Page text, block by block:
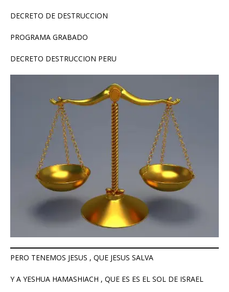
DECRETO DE DESTRUCCION
PROGRAMA GRABADO
DECRETO DESTRUCCION PERU
PERO TENEMOS JESUS , QUE JESUS SALVA
Y A YESHUA HAMASHIACH , QUE ES ES EL SOL DE ISRAEL